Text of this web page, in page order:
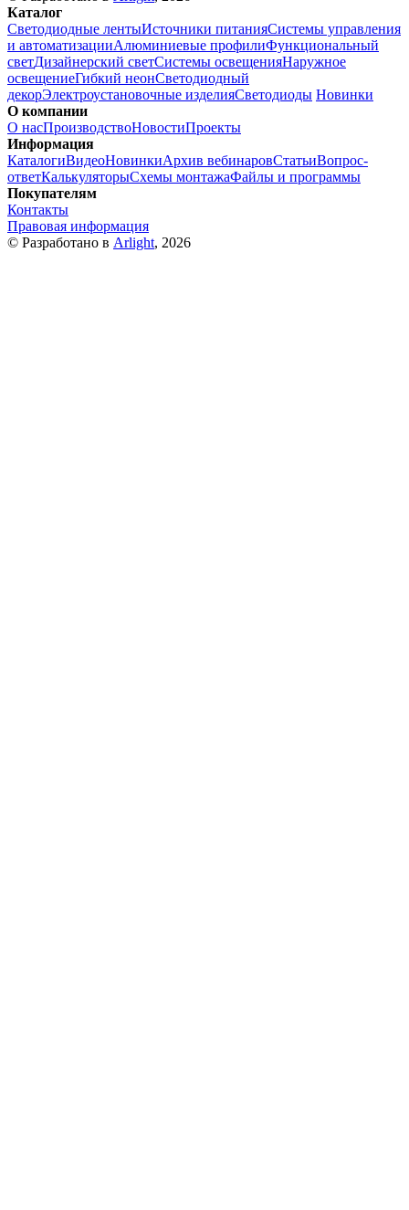
Каталог
Светодиодные лентыИсточники питанияСистемы управления
и автоматизацииАлюминиевые профилиФункциональный
светДизайнерский светСистемы освещенияНаружное
освещениеГибкий неонСветодиодный
декорЭлектроустановочные изделияСветодиоды Новинки
О компании
О насПроизводствоНовостиПроекты
Информация
КаталогиВидеоНовинкиАрхив вебинаровСтатьиВопрос-
ответКалькуляторыСхемы монтажаФайлы и программы
Покупателям
Контакты
Правовая информация
© Разработано в Arlight, 2026